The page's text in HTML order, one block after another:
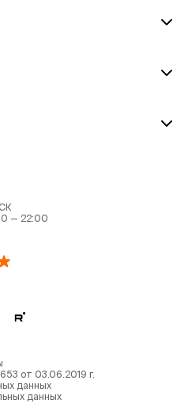
— 22:00
от 03.06.2019 г.
данных
данных